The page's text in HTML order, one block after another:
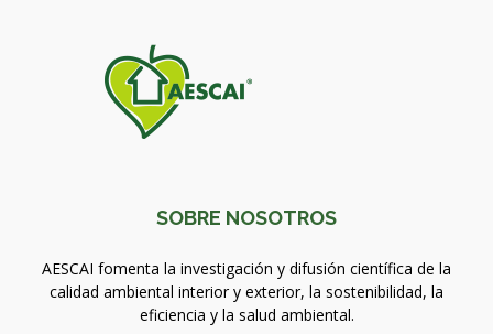
SOBRE NOSOTROS
AESCAI fomenta la investigación y difusión científica de la
calidad ambiental interior y exterior, la sostenibilidad, la
eficiencia y la salud ambiental.